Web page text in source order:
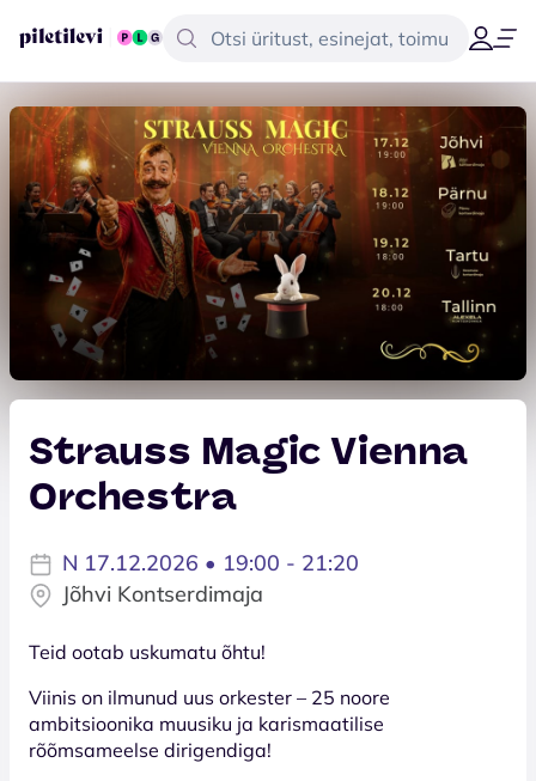
Strauss Magic Vienna
Orchestra
N 17.12.2026 • 19:00 - 21:20
Jõhvi Kontserdimaja
Teid ootab uskumatu õhtu!
Viinis on ilmunud uus orkester – 25 noore
ambitsioonika muusiku ja karismaatilise
rõõmsameelse dirigendiga!